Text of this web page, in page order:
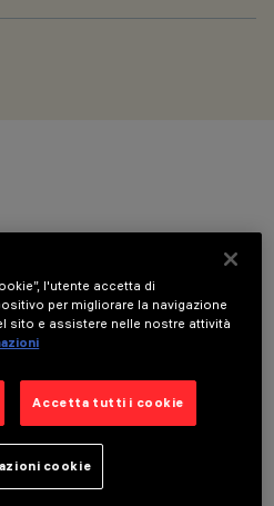
l'utente accetta di
per migliorare la navigazione
sito e assistere nelle nostre attività
Accetta tutti i cookie
cookie